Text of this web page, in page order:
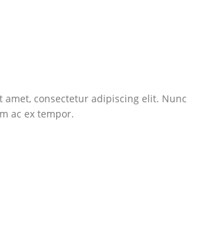
amet, consectetur adipiscing elit. Nunc
ac ex tempor.